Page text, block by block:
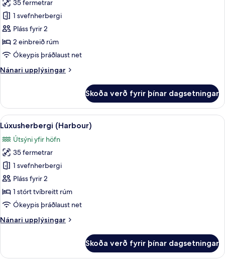
Harbour)
fyrir
Herbergi
fyrir
tvo,
tvö
(Upper
35 fermetrar
1 svefnherbergi
Pláss fyrir 2
2 einbreið rúm
Ókeypis þráðlaust net
Nánari upplýsingar
Nánari
fyrir
tvo,
tvö
(Upper
Harbour)
Skoða verð fyrir þínar dagsetningar
Skoða
allar
myndir
fyrir
Lúxusherbergi
(Harbour)
Lúxusherbergi (Harbour) | Rúmföt
7
Lúxusherbergi (Harbour)
Útsýni yfir höfn
35 fermetrar
1 svefnherbergi
Pláss fyrir 2
1 stórt tvíbreitt rúm
Ókeypis þráðlaust net
Nánari upplýsingar
Nánari
(Harbour)
Skoða verð fyrir þínar dagsetningar